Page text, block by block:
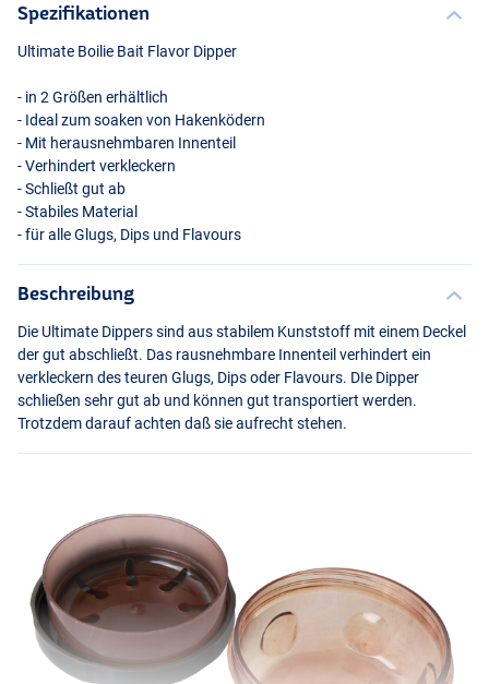
Spezifikationen
Ultimate Boilie Bait Flavor Dipper
- in 2 Größen erhältlich
- Ideal zum soaken von Hakenködern
- Mit herausnehmbaren Innenteil
- Verhindert verkleckern
- Schließt gut ab
- Stabiles Material
- für alle Glugs, Dips und Flavours
Beschreibung
Die Ultimate Dippers sind aus stabilem Kunststoff mit einem Deckel
der gut abschließt. Das rausnehmbare Innenteil verhindert ein
verkleckern des teuren Glugs, Dips oder Flavours. DIe Dipper
schließen sehr gut ab und können gut transportiert werden.
Trotzdem darauf achten daß sie aufrecht stehen.